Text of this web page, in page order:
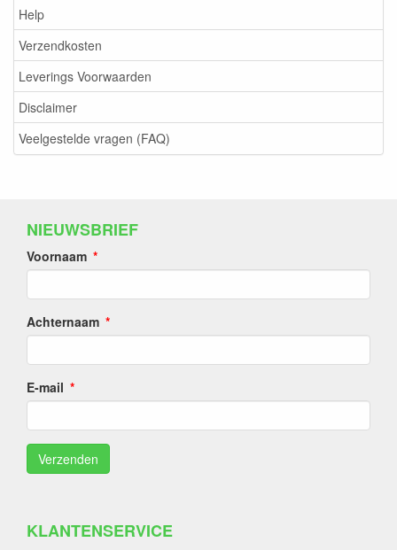
Help
Verzendkosten
Leverings Voorwaarden
Disclaimer
Veelgestelde vragen (FAQ)
NIEUWSBRIEF
Voornaam
Achternaam
E-mail
KLANTENSERVICE